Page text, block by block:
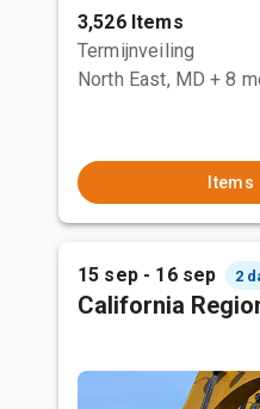
3,526 Items
Termijnveiling
North East, MD + 8
Items
15 sep - 16 sep 2
California